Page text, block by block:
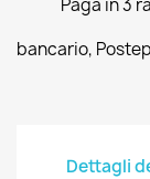
Paga in 3
bancario,
Dettagli